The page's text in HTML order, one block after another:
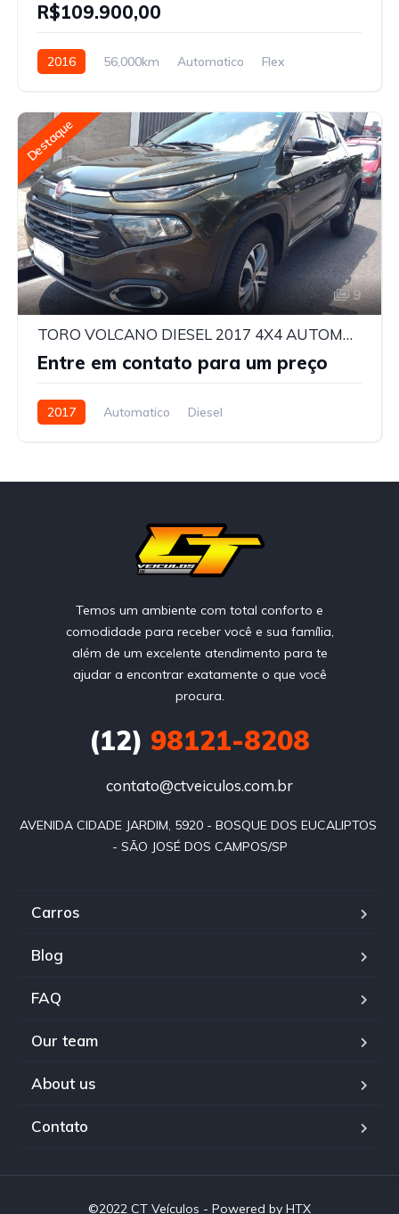
R$109.900,00
2016 56,000km Automatico Flex
Destaque
9
TORO VOLCANO DIESEL 2017 4X4 AUTOMATICA
Entre em contato para um preço
2017 Automatico Diesel
Temos um ambiente com total conforto e
comodidade para receber você e sua família,
além de um excelente atendimento para te
ajudar a encontrar exatamente o que você
procura.
(12) 98121-8208
contato@ctveiculos.com.br
AVENIDA CIDADE JARDIM, 5920 - BOSQUE DOS EUCALIPTOS
- SÃO JOSÉ DOS CAMPOS/SP
Carros
Blog
FAQ
Our team
About us
Contato
©2022 CT Veículos - Powered by HTX